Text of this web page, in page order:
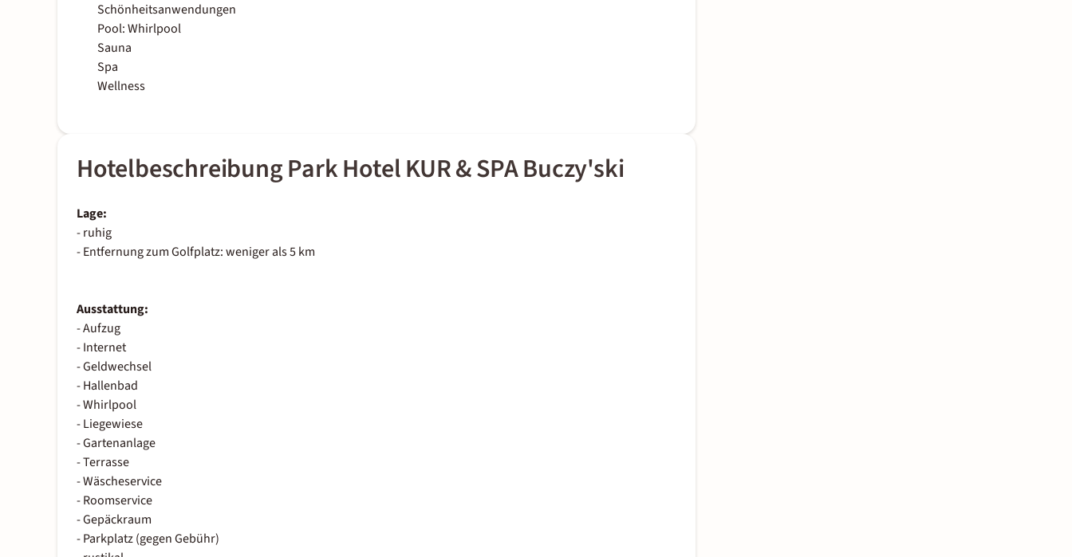
Schönheitsanwendungen
Pool: Whirlpool
Sauna
Spa
Wellness
Hotelbeschreibung Park Hotel KUR & SPA Buczy'ski
Lage:
- ruhig
- Entfernung zum Golfplatz: weniger als 5 km
Ausstattung:
- Aufzug
- Internet
- Geldwechsel
- Hallenbad
- Whirlpool
- Liegewiese
- Gartenanlage
- Terrasse
- Wäscheservice
- Roomservice
- Gepäckraum
- Parkplatz (gegen Gebühr)